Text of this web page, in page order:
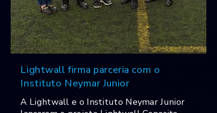
Lightwall firma parceria com o
Instituto Neymar Junior
A Lightwall e o Instituto Neymar Junior